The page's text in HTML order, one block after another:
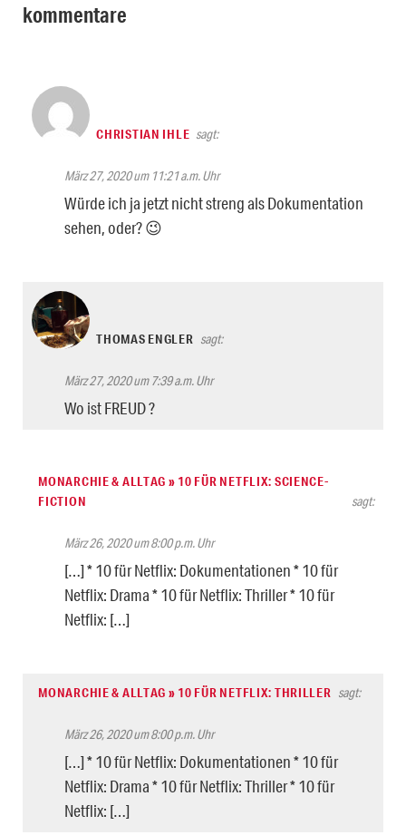
kommentare
CHRISTIAN IHLE sagt:
März 27, 2020 um 11:21 a.m. Uhr
Würde ich ja jetzt nicht streng als Dokumentation
sehen, oder? 😉
THOMAS ENGLER sagt:
März 27, 2020 um 7:39 a.m. Uhr
Wo ist FREUD ?
MONARCHIE & ALLTAG » 10 FÜR NETFLIX: SCIENCE-
FICTION
sagt:
März 26, 2020 um 8:00 p.m. Uhr
[…] * 10 für Netflix: Dokumentationen * 10 für
Netflix: Drama * 10 für Netflix: Thriller * 10 für
Netflix: […]
MONARCHIE & ALLTAG » 10 FÜR NETFLIX: THRILLER sagt:
März 26, 2020 um 8:00 p.m. Uhr
[…] * 10 für Netflix: Dokumentationen * 10 für
Netflix: Drama * 10 für Netflix: Thriller * 10 für
Netflix: […]